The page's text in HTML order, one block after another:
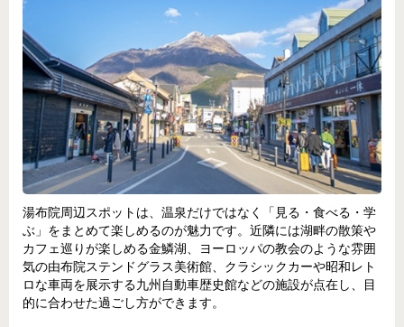
湯布院周辺スポットは、温泉だけではなく「見る・食べる・学
ぶ」をまとめて楽しめるのが魅力です。近隣には湖畔の散策や
カフェ巡りが楽しめる金鱗湖、ヨーロッパの教会のような雰囲
気の由布院ステンドグラス美術館、クラシックカーや昭和レト
ロな車両を展示する九州自動車歴史館などの施設が点在し、目
的に合わせた過ごし方ができます。